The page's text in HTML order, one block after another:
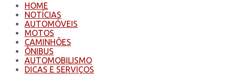
HOME
NOTÍCIAS
AUTOMÓVEIS
MOTOS
CAMINHÕES
ÔNIBUS
AUTOMOBILISMO
DICAS E SERVIÇOS